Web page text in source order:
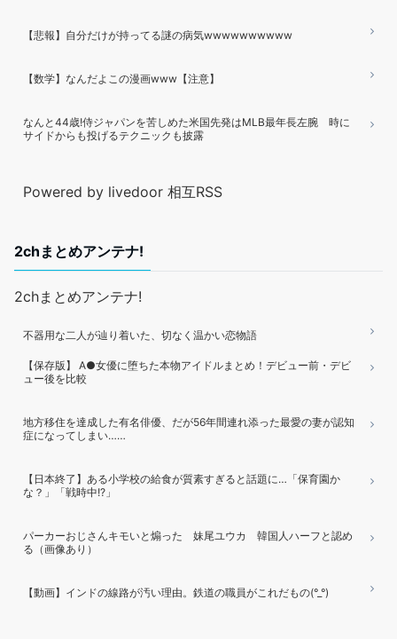
【悲報】自分だけが持ってる謎の病気wwwwwwwwww
【数学】なんだよこの漫画www【注意】
なんと44歳!侍ジャパンを苦しめた米国先発はMLB最年長左腕 時に
サイドからも投げるテクニックも披露
Powered by livedoor 相互RSS
2chまとめアンテナ!
2chまとめアンテナ!
不器用な二人が辿り着いた、切なく温かい恋物語
【保存版】 A●女優に堕ちた本物アイドルまとめ！デビュー前・デビ
ュー後を比較
地方移住を達成した有名俳優、だが56年間連れ添った最愛の妻が認知
症になってしまい……
【日本終了】ある小学校の給食が質素すぎると話題に…「保育園か
な？」「戦時中!?」
パーカーおじさんキモいと煽った 妹尾ユウカ 韓国人ハーフと認め
る（画像あり）
【動画】インドの線路が汚い理由。鉄道の職員がこれだもの(°_°)